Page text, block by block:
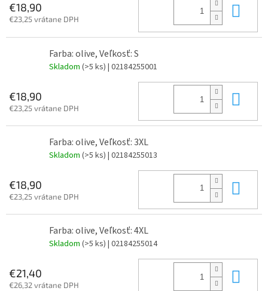
€18,90
€23,25 vrátane DPH
Farba: olive, Veľkosť: S
Skladom (>5 ks) | 02184255001
€18,90
€23,25 vrátane DPH
Farba: olive, Veľkosť: 3XL
Skladom (>5 ks) | 02184255013
€18,90
€23,25 vrátane DPH
Farba: olive, Veľkosť: 4XL
Skladom (>5 ks) | 02184255014
€21,40
€26,32 vrátane DPH